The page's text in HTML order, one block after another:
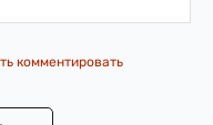
комментировать